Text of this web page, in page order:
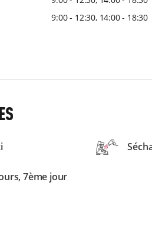
9:00 - 12:30, 14:00 - 18:30
7ème jour